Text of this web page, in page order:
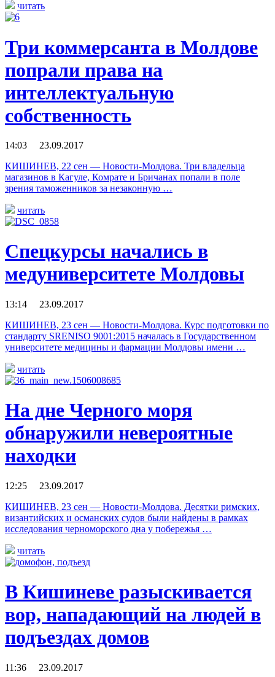
читать
Три коммерсанта в Молдове
попрали права на
интеллектуальную
собственность
14:03 23.09.2017
КИШИНЕВ, 22 сен — Новости-Молдова. Три владельца
магазинов в Кагуле, Комрате и Бричанах попали в поле
зрения таможенников за незаконную …
читать
Спецкурсы начались в
медуниверситете Молдовы
13:14 23.09.2017
КИШИНЕВ, 23 сен — Новости-Молдова. Курс подготовки по
стандарту SRENISO 9001:2015 началась в Государственном
университете медицины и фармации Молдовы имени …
читать
На дне Черного моря
обнаружили невероятные
находки
12:25 23.09.2017
КИШИНЕВ, 23 сен — Новости-Молдова. Десятки римских,
византийских и османских судов были найдены в рамках
исследования черноморского дна у побережья …
читать
В Кишиневе разыскивается
вор, нападающий на людей в
подъездах домов
11:36 23.09.2017